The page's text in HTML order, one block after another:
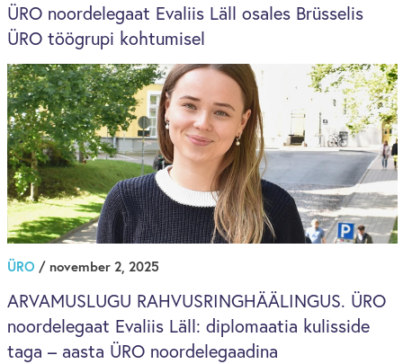
ÜRO noordelegaat Evaliis Läll osales Brüsselis
ÜRO töögrupi kohtumisel
ÜRO / november 2, 2025
ARVAMUSLUGU RAHVUSRINGHÄÄLINGUS. ÜRO
noordelegaat Evaliis Läll: diplomaatia kulisside
taga – aasta ÜRO noordelegaadina